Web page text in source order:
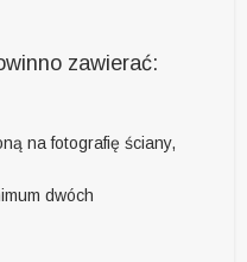
zawierać:
na fotografię ściany,
dwóch